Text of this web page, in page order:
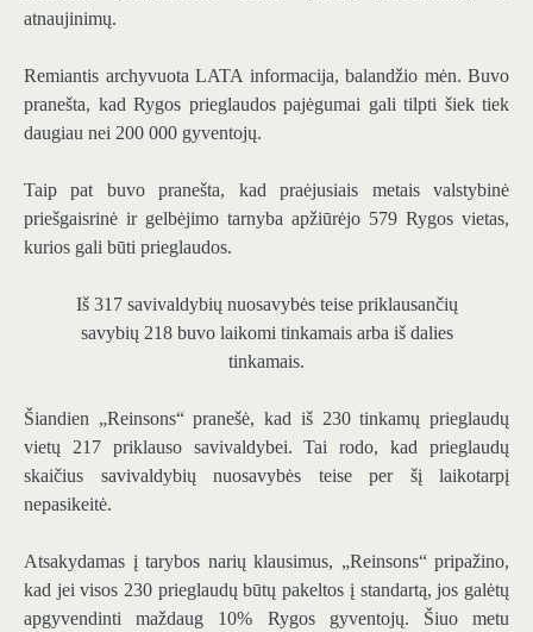
atnaujinimų.
Remiantis archyvuota LATA informacija, balandžio mėn. Buvo
pranešta, kad Rygos prieglaudos pajėgumai gali tilpti šiek tiek
daugiau nei 200 000 gyventojų.
Taip pat buvo pranešta, kad praėjusiais metais valstybinė
priešgaisrinė ir gelbėjimo tarnyba apžiūrėjo 579 Rygos vietas,
kurios gali būti prieglaudos.
Iš 317 savivaldybių nuosavybės teise priklausančių
savybių 218 buvo laikomi tinkamais arba iš dalies
tinkamais.
Šiandien „Reinsons“ pranešė, kad iš 230 tinkamų prieglaudų
vietų 217 priklauso savivaldybei. Tai rodo, kad prieglaudų
skaičius savivaldybių nuosavybės teise per šį laikotarpį
nepasikeitė.
Atsakydamas į tarybos narių klausimus, „Reinsons“ pripažino,
kad jei visos 230 prieglaudų būtų pakeltos į standartą, jos galėtų
apgyvendinti maždaug 10% Rygos gyventojų. Šiuo metu